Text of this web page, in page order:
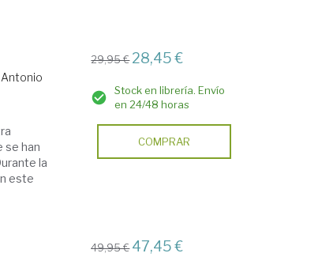
se han
la
este
29,95 € 28,45 €
Stock en librería. Envío
en 24/48 horas
COMPRAR
49,95 € 47,45 €